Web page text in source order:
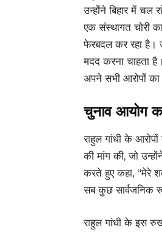
उन्होंने बिहार में चल
एक संस्थागत चोरी
फेरबदल कर रहा है।
मदद करना चाहता
अपने सभी आरोपों का
चुनाव आयोग
राहुल गांधी के
की मांग की, जो
करते हुए कहा, “मेरे
सब कुछ सार्वजनिक
राहुल गांधी के इस